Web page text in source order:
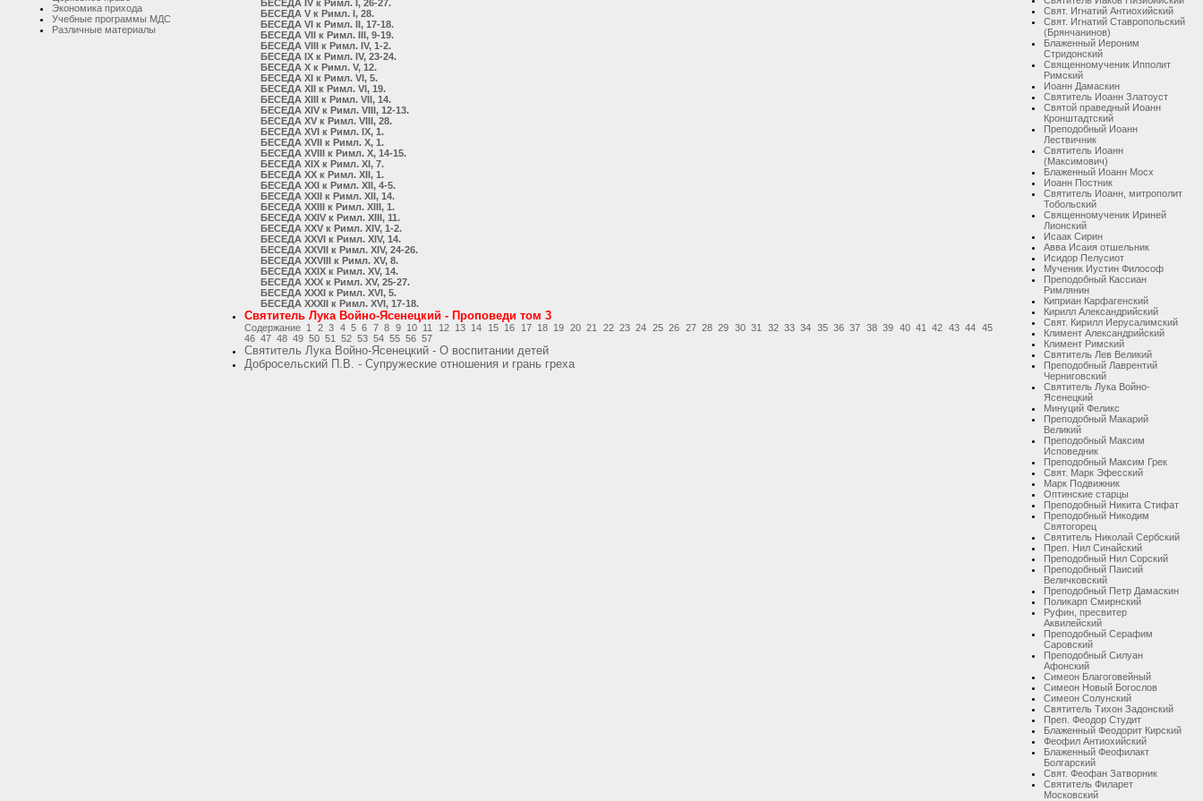
Экономика прихода
Учебные программы МДС
Различные материалы
БЕСЕДА IV к Римл. I, 26-27.
БЕСЕДА V к Римл. I, 28.
БЕСЕДА VI к Римл. II, 17-18.
БЕСЕДА VII к Римл. III, 9-19.
БЕСЕДА VIII к Римл. IV, 1-2.
БЕСЕДА IX к Римл. IV, 23-24.
БЕСЕДА X к Римл. V, 12.
БЕСЕДА XI к Римл. VI, 5.
БЕСЕДА XII к Римл. VI, 19.
БЕСЕДА XIII к Римл. VII, 14.
БЕСЕДА XIV к Римл. VIII, 12-13.
БЕСЕДА XV к Римл. VIII, 28.
БЕСЕДА XVI к Римл. IX, 1.
БЕСЕДА XVII к Римл. X, 1.
БЕСЕДА XVIII к Римл. X, 14-15.
БЕСЕДА XIX к Римл. XI, 7.
БЕСЕДА XX к Римл. XII, 1.
БЕСЕДА XXI к Римл. XII, 4-5.
БЕСЕДА XXII к Римл. XII, 14.
БЕСЕДА XXIII к Римл. XIII, 1.
БЕСЕДА XXIV к Римл. XIII, 11.
БЕСЕДА XXV к Римл. XIV, 1-2.
БЕСЕДА XXVI к Римл. XIV, 14.
БЕСЕДА XXVII к Римл. XIV, 24-26.
БЕСЕДА XXVIII к Римл. XV, 8.
БЕСЕДА XXIX к Римл. XV, 14.
БЕСЕДА XXX к Римл. XV, 25-27.
БЕСЕДА XXXI к Римл. XVI, 5.
БЕСЕДА XXXII к Римл. XVI, 17-18.
Святитель Лука Войно-Ясенецкий - Проповеди том 3
Содержание 1 2 3 4 5 6 7 8 9 10 11 12 13 14 15 16 17 18 19 20 21 22 23 24 25 26 27 28 29 30 31 32 33 34 35 36 37 38 39 40 41 42 43 44 45
46 47 48 49 50 51 52 53 54 55 56 57
Святитель Лука Войно-Ясенецкий - О воспитании детей
Добросельский П.В. - Супружеские отношения и грань греха
Свят. Игнатий Антиохийский
Свят. Игнатий Ставропольский
(Брянчанинов)
Блаженный Иероним
Стридонский
Священномученик Ипполит
Римский
Иоанн Дамаскин
Святитель Иоанн Златоуст
Святой праведный Иоанн
Кронштадтский
Преподобный Иоанн
Лествичник
Святитель Иоанн
(Максимович)
Блаженный Иоанн Мосх
Иоанн Постник
Святитель Иоанн, митрополит
Тобольский
Священномученик Ириней
Лионский
Исаак Сирин
Авва Исаия отшельник
Исидор Пелусиот
Мученик Иустин Философ
Преподобный Кассиан
Римлянин
Киприан Карфагенский
Кирилл Александрийский
Свят. Кирилл Иерусалимский
Климент Александрийский
Климент Римский
Святитель Лев Великий
Преподобный Лаврентий
Черниговский
Святитель Лука Войно-
Ясенецкий
Минуций Феликс
Преподобный Макарий
Великий
Преподобный Максим
Исповедник
Преподобный Максим Грек
Свят. Марк Эфесский
Марк Подвижник
Оптинские старцы
Преподобный Никита Стифат
Преподобный Никодим
Святогорец
Святитель Николай Сербский
Преп. Нил Синайский
Преподобный Нил Сорский
Преподобный Паисий
Величковский
Преподобный Петр Дамаскин
Поликарп Смирнский
Руфин, пресвитер
Аквилейский
Преподобный Серафим
Саровский
Преподобный Силуан
Афонский
Симеон Благоговейный
Симеон Новый Богослов
Симеон Солунский
Святитель Тихон Задонский
Преп. Феодор Студит
Блаженный Феодорит Кирский
Феофил Антиохийский
Блаженный Феофилакт
Болгарский
Свят. Феофан Затворник
Святитель Филарет
Московский